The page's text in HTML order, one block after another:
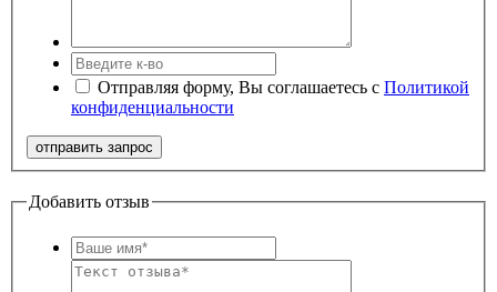
Отправляя форму, Вы соглашаетесь с Политикой
конфиденциальности
Добавить отзыв